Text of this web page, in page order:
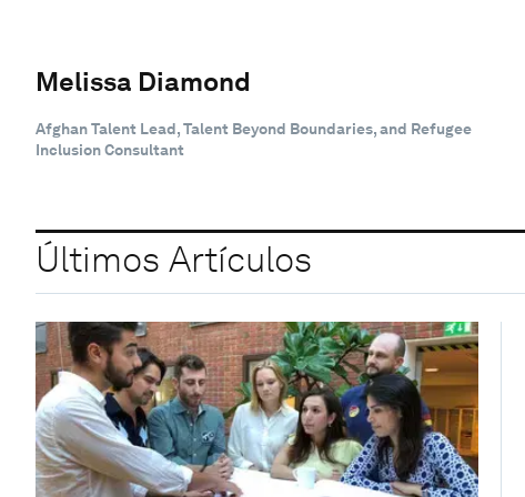
Melissa Diamond
Afghan Talent Lead, Talent Beyond Boundaries, and Refugee
Inclusion Consultant
Últimos Artículos